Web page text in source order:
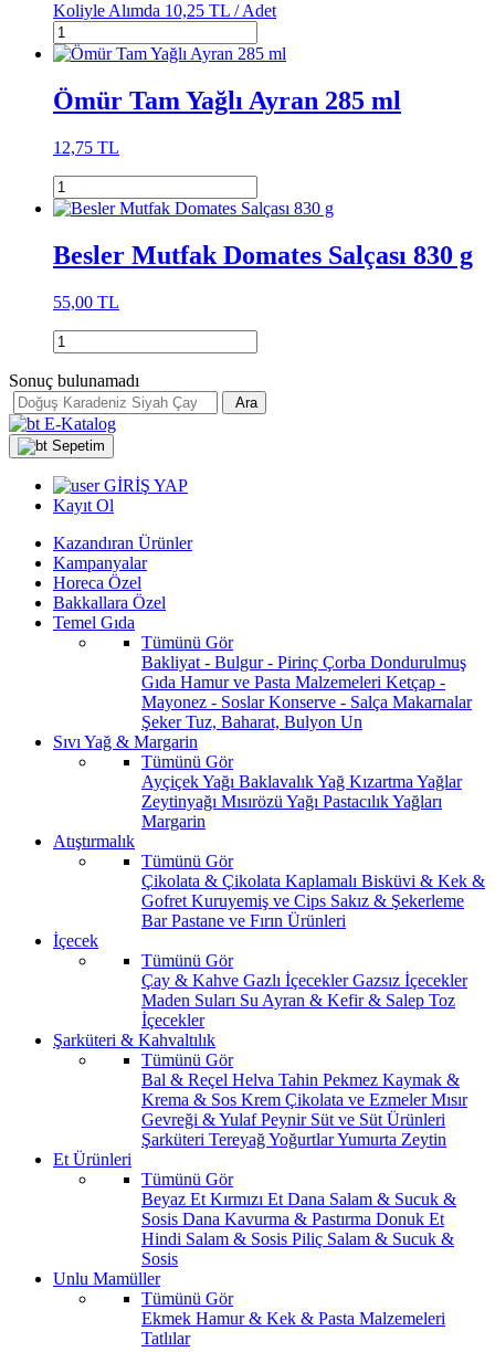
Koliyle Alımda 10,25 TL /Adet
Ömür Tam Yağlı Ayran 285 ml
12,75 TL
Besler Mutfak Domates Salçası 830 g
55,00 TL
Sonuç bulunamadı
Ara
E-Katalog
Sepetim
GİRİŞ YAP
Kayıt Ol
Kazandıran Ürünler
Kampanyalar
Horeca Özel
Bakkallara Özel
Temel Gıda
Tümünü Gör
Bakliyat - Bulgur - Pirinç Çorba Dondurulmuş
Gıda Hamur ve Pasta Malzemeleri Ketçap -
Mayonez - SoslarKonserve - Salça Makarnalar
ŞekerTuz, Baharat, Bulyon Un
Sıvı Yağ & Margarin
Tümünü Gör
Ayçiçek Yağı Baklavalık Yağ Kızartma Yağlar
Zeytinyağı Mısırözü Yağı Pastacılık Yağları
Margarin
Atıştırmalık
Tümünü Gör
Çikolata & Çikolata Kaplamalı Bisküvi & Kek &
Gofret Kuruyemiş ve Cips Sakız & Şekerleme
BarPastane ve Fırın Ürünleri
İçecek
Tümünü Gör
Çay & Kahve Gazlı İçeceklerGazsız İçecekler
Maden Suları Su Ayran & Kefir & Salep Toz
İçecekler
Şarküteri & Kahvaltılık
Tümünü Gör
Bal & Reçel Helva Tahin Pekmez Kaymak &
Krema & Sos Krem Çikolata ve EzmelerMısır
Gevreği & YulafPeynir Süt ve Süt Ürünleri
Şarküteri TereyağYoğurtlarYumurta Zeytin
Et Ürünleri
Tümünü Gör
Beyaz Et Kırmızı Et Dana Salam & Sucuk &
Sosis Dana Kavurma & Pastırma Donuk Et
Hindi Salam & Sosis Piliç Salam & Sucuk &
Sosis
Unlu Mamüller
Tümünü Gör
Ekmek Hamur & Kek & Pasta Malzemeleri
Tatlılar